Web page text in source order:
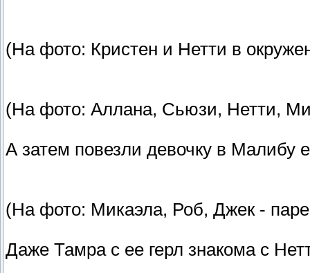
(На фото: Кристен и Нетти в
(На фото: Аллана, Сьюзи, Нетти,
А затем повезли девочку в Малибу
(На фото: Микаэла, Роб, Джек -
Даже Тамра с ее герл знакома с